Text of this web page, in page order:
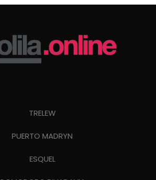
TRELEW
PUERTO MADRYN
ESQUEL